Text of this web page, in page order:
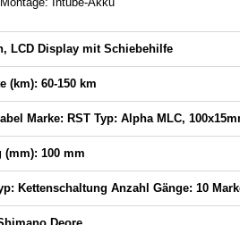
LCD Display mit Schiebehilfe
(km): 60-150 km
Marke: RST Typ: Alpha MLC,
(mm): 100 mm
Kettenschaltung Anzahl Gänge: 10